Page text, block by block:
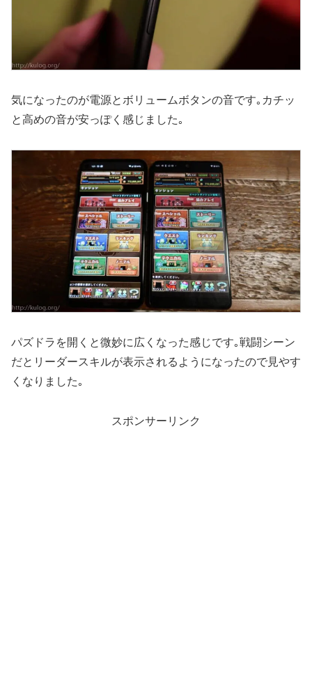
気になったのが電源とボリュームボタンの音です｡カチッ
と高めの音が安っぽく感じました｡
パズドラを開くと微妙に広くなった感じです｡戦闘シーン
だとリーダースキルが表示されるようになったので見やす
くなりました｡
スポンサーリンク